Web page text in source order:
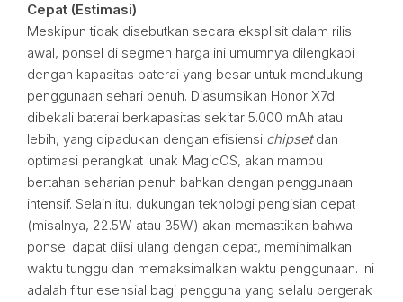
Cepat (Estimasi)
Meskipun tidak disebutkan secara eksplisit dalam rilis
awal, ponsel di segmen harga ini umumnya dilengkapi
dengan kapasitas baterai yang besar untuk mendukung
penggunaan sehari penuh. Diasumsikan Honor X7d
dibekali baterai berkapasitas sekitar 5.000 mAh atau
lebih, yang dipadukan dengan efisiensi chipsetdan
optimasi perangkat lunak MagicOS, akan mampu
bertahan seharian penuh bahkan dengan penggunaan
intensif. Selain itu, dukungan teknologi pengisian cepat
(misalnya, 22.5W atau 35W) akan memastikan bahwa
ponsel dapat diisi ulang dengan cepat, meminimalkan
waktu tunggu dan memaksimalkan waktu penggunaan. Ini
adalah fitur esensial bagi pengguna yang selalu bergerak